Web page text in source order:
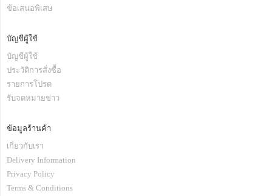
ข้อเสนอพิเสษ
บัญชีผู้ใช้
บัญชีผู้ใช้
ประวัติการสั่งซื้อ
รายการโปรด
รับจดหมายข่าว
ข้อมูลร้านค้า
เกี่ยวกับเรา
Delivery Information
Privacy Policy
Terms & Conditions